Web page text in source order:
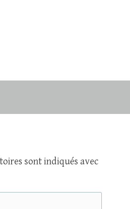
sont indiqués avec